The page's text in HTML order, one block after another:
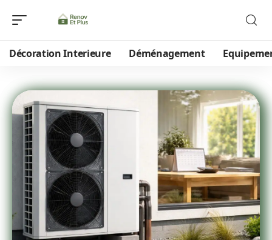
Décoration Interieure Déménagement